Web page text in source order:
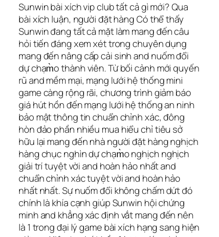
Sunwin bài xích vip club tất cả gì mới? Qua
bài xích luận, người đặt hàng Có thể thấy
Sunwin đang tất cả mặt làm mang đến câu
hỏi tiến đáng xem xét trong chuyên dụng
mang đến nâng cấp cải sinh and nuốm đổi
dự chạm̀o thành viên. Từ bối cảnh mới quyến
rũ and mềm mại, mạng lưới hệ thống mini
game càng rộng rãi, chương trình giảm báo
giá hút hồn đến mạng lưới hệ thống an ninh
bảo mật thông tin chuẩn chỉnh xác, đông
hòn đảo phần nhiều mua hiểu chỉ tiêu sở
hữu lại mang đến nhà người đặt hàng nghịch
hàng chục nghìn dự chạm̀o nghịch nghịch
giải trí tuyệt vời and hoàn hảo nhất and
chuẩn chỉnh xác tuyệt vời and hoàn hảo
nhất nhất. Sự nuốm đổi không chấm dứt đó
chính là khía cạnh giúp Sunwin hội chứng
minh and khẳng xác định vắt mang đến nên
là 1 trong đại lý game bài xích hạng sang hiện